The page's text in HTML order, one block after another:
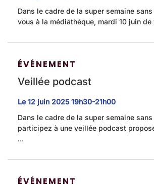
Dans le cadre de la super semaine
vous à la médiathèque, mardi 10 juin de
ÉVÉNEMENT
Veillée podcast
Le12 juin 2025 19h30-21h00
Dans le cadre de la super semaine sans
participez à une veillée podcast
...
ÉVÉNEMENT